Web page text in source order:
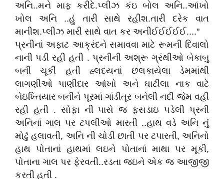
અનિ..મને માફ કરીદે.પ્લીઝ કંઇ બોલ અનિ..આંખો
ખોલ અનિ ..હું તારી સાથે રહીશ.તારી દરેક વાત
માનીશ.પ્લીઝ મારી સાથે વાત કર અનીઈઈઈઈઈ...."
પ્રનીનાં અફાટ આક્રંદને સમાવવા માટે રૂમની દિવાલો
નાની પડી રહી હતી . પ્રનીની અશ્રૂ ગ્રંથીઓ બેકાબુ
બની ચૂકી હતી હ્લદયનાં છલકાયેલા ડેમમાંથી
લાગણીઓ પાણીદાર આંખો અને ઘાટીલા નાક વાટે
બેઇખ્તિયાર બનીને પૂરમાં ગાંડીતૂર બનેલી નદી જેમ વહી
રહી હતી . સોફા ની પાસે જ ફસડાઇ પડેલી પ્રની
અનિનાં ગાલ પર ટપલીઓ મારતી ..હાથ વડે અનિ નું
મોઢું હલાવતી, અનિ ની ચોડી છાતી પર ટપારતી, અનિનો
હાથ પોતાનાં હાથમાં લઇને પોતાનાં માથા પર મૂકી,
પોતાના ગાલ પર ફેરવતી..રડતા જઇને એક જ આજીજી
કરતી હતી .